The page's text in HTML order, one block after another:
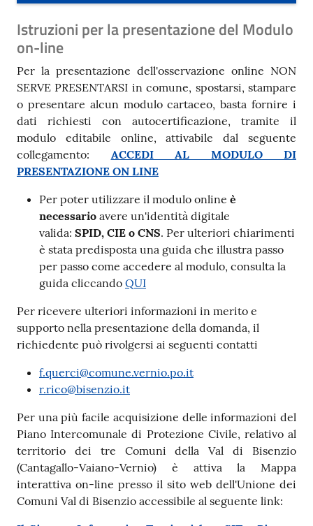
Istruzioni per la presentazione del Modulo
on-line
Per la presentazione dell'osservazione online NON
SERVE PRESENTARSI in comune, spostarsi, stampare
o presentare alcun modulo cartaceo, basta fornire i
dati richiesti con autocertificazione, tramite il
modulo editabile online, attivabile dal seguente
collegamento: ACCEDI AL MODULO DI
PRESENTAZIONE ON LINE
Per poter utilizzare il modulo online è
necessario avere un'identità digitale
valida: SPID, CIE o CNS. Per ulteriori chiarimenti
è stata predisposta una guida che illustra passo
per passo come accedere al modulo, consulta la
guida cliccando QUI
Per ricevere ulteriori informazioni in merito e
supporto nella presentazione della domanda, il
richiedente può rivolgersi ai seguenti contatti
f.querci@comune.vernio.po.it
r.rico@bisenzio.it
Per una più facile acquisizione delle informazioni del
Piano Intercomunale di Protezione Civile, relativo al
territorio dei tre Comuni della Val di Bisenzio
(Cantagallo-Vaiano-Vernio) è attiva la Mappa
interattiva on-line presso il sito web dell'Unione dei
Comuni Val di Bisenzio accessibile al seguente link: